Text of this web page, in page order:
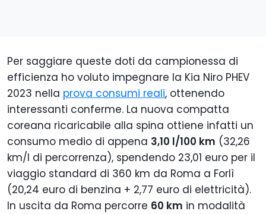
Per saggiare queste doti da campionessa di
efficienza ho voluto impegnare la Kia Niro PHEV
2023 nella prova consumi reali, ottenendo
interessanti conferme. La nuova compatta
coreana ricaricabile alla spina ottiene infatti un
consumo medio di appena 3,10 l/100 km (32,26
km/l di percorrenza), spendendo 23,01 euro per il
viaggio standard di 360 km da Roma a Forlì
(20,24 euro di benzina + 2,77 euro di elettricità).
In uscita da Roma percorre 60 km in modalità